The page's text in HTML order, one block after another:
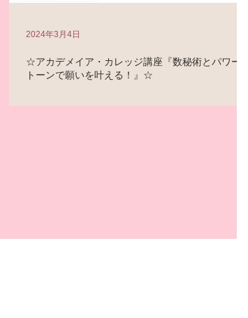
☆アカデメイア・カレッジ講座『数秘術とパワース
トーンで願いを叶える！』☆
2024年3月4日